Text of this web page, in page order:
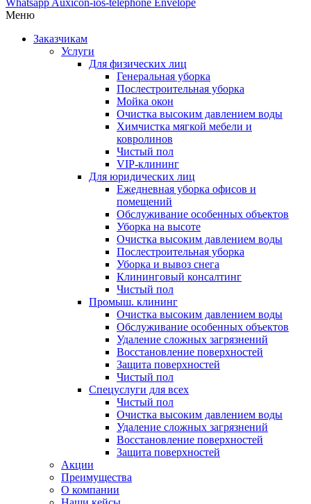
Меню
Заказчикам
Услуги
Для физических лиц
Генеральная уборка
Послестроительная уборка
Мойка окон
Очистка высоким давлением воды
Химчистка мягкой мебели и
ковролинов
Чистый пол
VIP-клининг
Для юридических лиц
Ежедневная уборка офисов и
помещений
Обслуживание особенных объектов
Уборка на высоте
Очистка высоким давлением воды
Послестроительная уборка
Уборка и вывоз снега
Клининговый консалтинг
Чистый пол
Промыш. клининг
Очистка высоким давлением воды
Обслуживание особенных объектов
Удаление сложных загрязнений
Восстановление поверхностей
Защита поверхностей
Чистый пол
Спецуслуги для всех
Чистый пол
Очистка высоким давлением воды
Удаление сложных загрязнений
Восстановление поверхностей
Защита поверхностей
Акции
Преимущества
О компании